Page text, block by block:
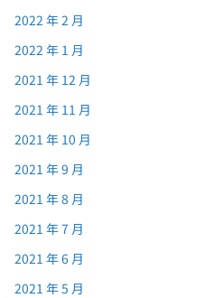
2022 年 2 月
2022 年 1 月
2021 年 12 月
2021 年 11 月
2021 年 10 月
2021 年 9 月
2021 年 8 月
2021 年 7 月
2021 年 6 月
2021 年 5 月